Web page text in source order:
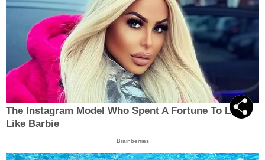
The Instagram Model Who Spent A Fortune To Look
Like Barbie
Brainberries